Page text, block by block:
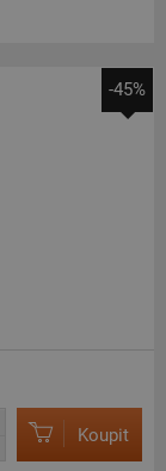
-45%
Koupit